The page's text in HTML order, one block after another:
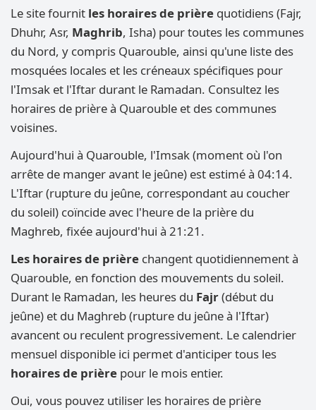
Le site fournit les horaires de prière quotidiens (Fajr,
Dhuhr, Asr, Maghrib, Isha) pour toutes les communes
du Nord, y compris Quarouble, ainsi qu'une liste des
mosquées locales et les créneaux spécifiques pour
l'Imsak et l'Iftar durant le Ramadan. Consultez les
horaires de prière à Quarouble et des communes
voisines.
Aujourd'hui à Quarouble, l'Imsak (moment où l'on
arrête de manger avant le jeûne) est estimé à 04:14.
L'Iftar (rupture du jeûne, correspondant au coucher
du soleil) coïncide avec l'heure de la prière du
Maghreb, fixée aujourd'hui à 21:21.
Les horaires de prière changent quotidiennement à
Quarouble, en fonction des mouvements du soleil.
Durant le Ramadan, les heures du Fajr(début du
jeûne) et du Maghreb (rupture du jeûne à l'Iftar)
avancent ou reculent progressivement. Le calendrier
mensuel disponible ici permet d'anticiper tous les
horaires de prière pour le mois entier.
Oui, vous pouvez utiliser les horaires de prière